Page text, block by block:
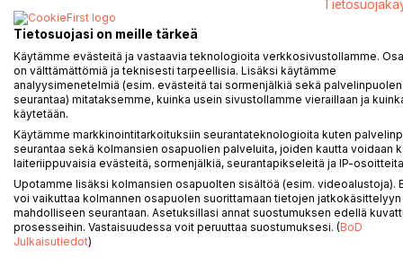
ohjaksiin, mutta pakenevat punapäälliköt
henkilökohtaiseksi selviytymistaisteluksi, jossa
Osittain tositapahtumiin perustuva kertomus
Mouhu, Sysmä, Asikkala, Heinola, Lahti)
mukana olleiden, myöhemmin valtakunnallisesti
Tapola, Hans Kalm).
LISÄÄ KIRJOJA Bo
Tietosuojasi on meille tärkeä
Käytämme evästeitä ja vastaavia teknologioita verkkosivustollamme.
on välttämättömiä ja teknisesti tarpeellisia. Lisäksi käytämme
analyysimenetelmiä (esim. evästeitä tai sormenjälkiä sekä palvelinpuolen
seurantaa) mitataksemme, kuinka usein sivustollamme vieraillaan ja
käytetään.
Käytämme markkinointitarkoituksiin seurantateknologioita kuten
seurantaa sekä kolmansien osapuolien palveluita, joiden kautta voidaan
laiteriippuvaisia evästeitä, sormenjälkiä, seurantapikseleitä ja IP-
Upotamme lisäksi kolmansien osapuolten sisältöä (esim. videoalustoja).
voi vaikuttaa kolmannen osapuolen suorittamaan tietojen jatkokäsittelyyn
mahdolliseen seurantaan. Asetuksillasi annat suostumuksen edellä
prosesseihin. Vastaisuudessa voit peruuttaa suostumuksesi. (BoD
Julkaisutiedot)